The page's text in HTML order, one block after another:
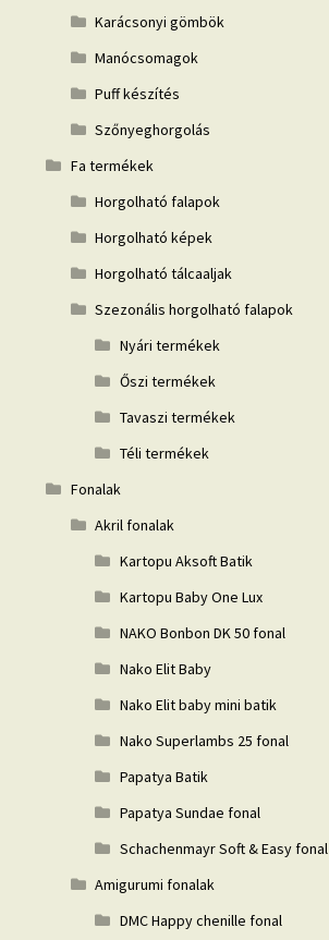
Karácsonyi gömbök
Manócsomagok
Puff készítés
Szőnyeghorgolás
Fa termékek
Horgolható falapok
Horgolható képek
Horgolható tálcaaljak
Szezonális horgolható falapok
Nyári termékek
Őszi termékek
Tavaszi termékek
Téli termékek
Fonalak
Akril fonalak
Kartopu Aksoft Batik
Kartopu Baby One Lux
NAKO Bonbon DK 50 fonal
Nako Elit Baby
Nako Elit baby mini batik
Nako Superlambs 25 fonal
Papatya Batik
Papatya Sundae fonal
Schachenmayr Soft & Easy fonal
Amigurumi fonalak
DMC Happy chenille fonal